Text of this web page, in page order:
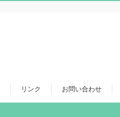
リンク お問い合わせ